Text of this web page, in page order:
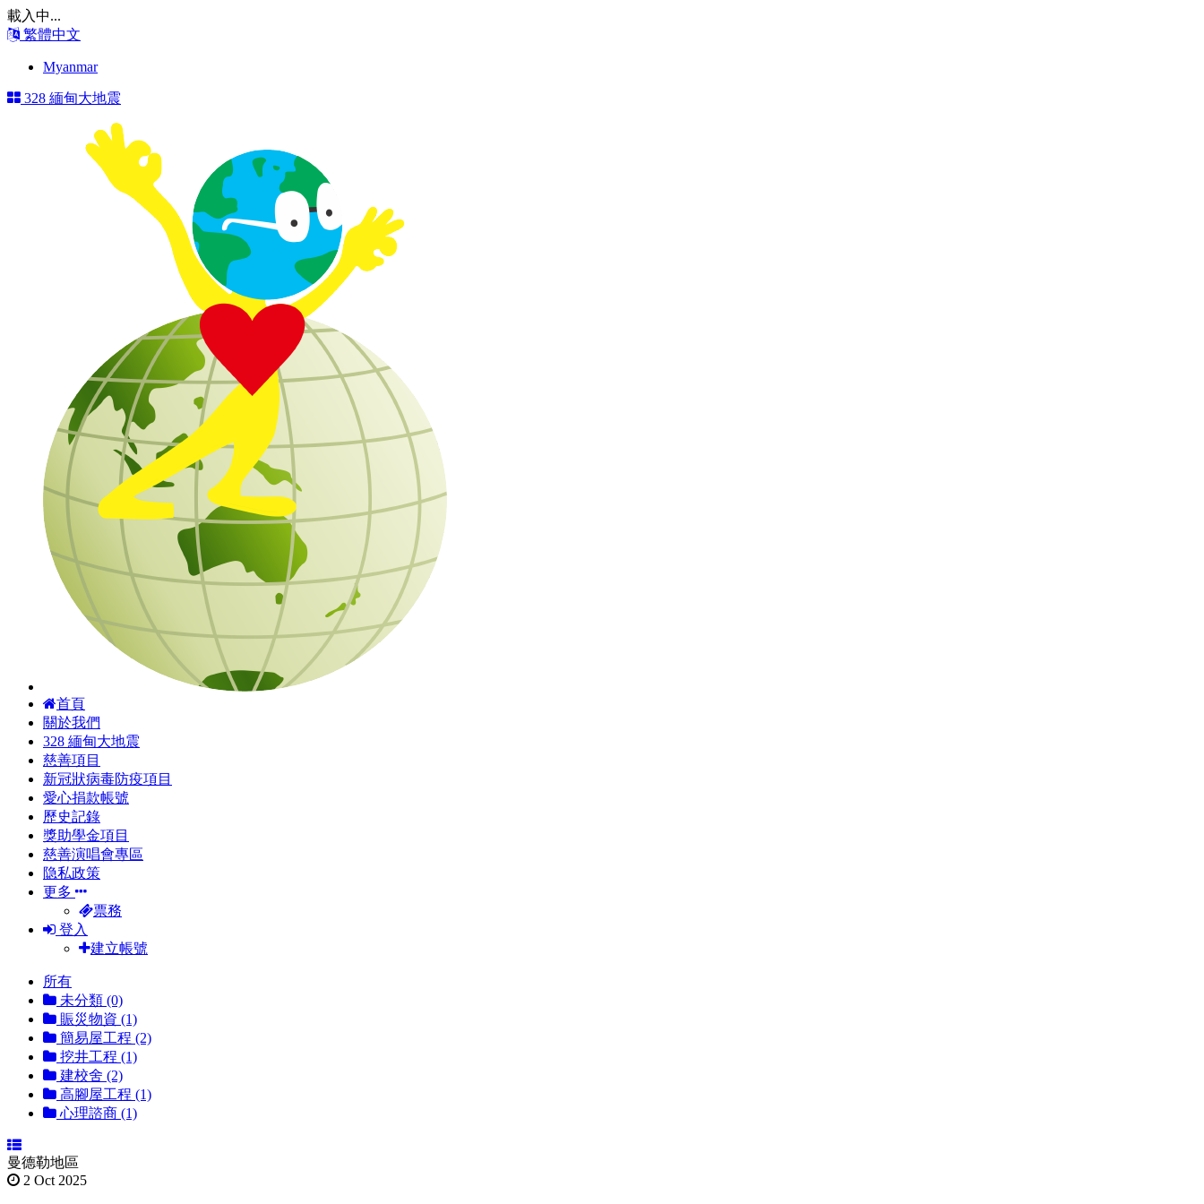
載入中...
繁體中文
Myanmar
328 緬甸大地震
首頁
關於我們
328 緬甸大地震
慈善項目
新冠狀病毒防疫項目
愛心捐款帳號
歷史記錄
獎助學金項目
慈善演唱會專區
隐私政策
更多
票務
登入
建立帳號
所有
未分類 (0)
賑災物資 (1)
簡易屋工程 (2)
挖井工程 (1)
建校舍 (2)
高腳屋工程 (1)
心理諮商 (1)
曼德勒地區
2 Oct 2025